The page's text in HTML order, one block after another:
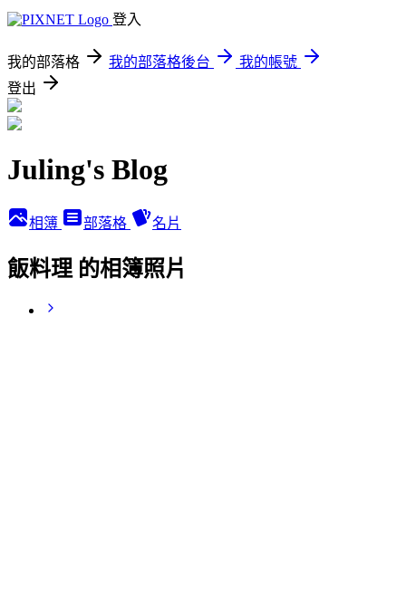
登入
我的部落格 我的部落格後台
我的帳號
登出
Juling's Blog
相簿 部落格 名片
飯料理 的相簿照片